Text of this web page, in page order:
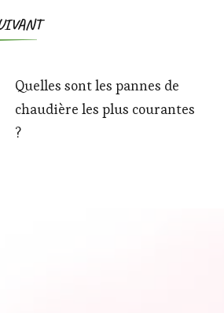
Quelles sont les pannes de
chaudière les plus courantes
?